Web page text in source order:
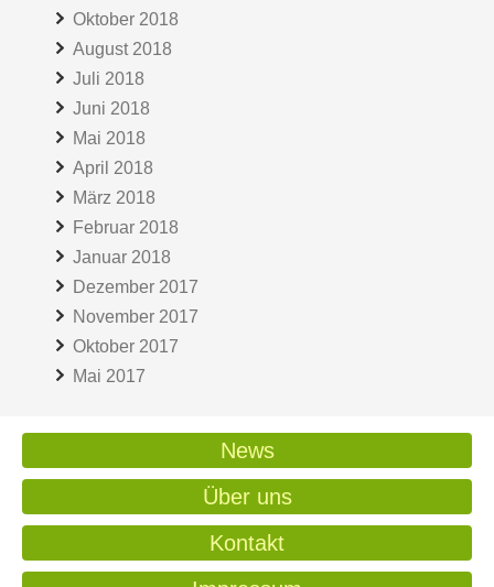
Oktober 2018
August 2018
Juli 2018
Juni 2018
Mai 2018
April 2018
März 2018
Februar 2018
Januar 2018
Dezember 2017
November 2017
Oktober 2017
Mai 2017
News
Über uns
Kontakt